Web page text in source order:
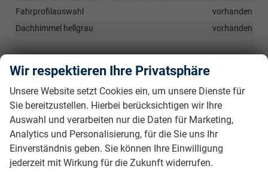
Fahrprofilauswahl
vorhanden
Dachhimmel hellgrau
vorhanden
8" Virtual Cockpit
2x USB-Anschluss (Typ-C) vorn
vorhanden
8" Infotainmentsystem mit Multitouch-Display
Digitaler Radioempfang (DAB+)
Bluetooth mit Freisprecheinrichtung
vorhanden
Induktive Aufladefunktion für Smartphones
Wir respektieren Ihre Privatsphäre
Unsere Website setzt Cookies ein, um unsere Dienste für
Sie bereitzustellen. Hierbei berücksichtigen wir Ihre
Auswahl und verarbeiten nur die Daten für Marketing,
Analytics und Personalisierung, für die Sie uns Ihr
Einverständnis geben. Sie können Ihre Einwilligung
jederzeit mit Wirkung für die Zukunft widerrufen.